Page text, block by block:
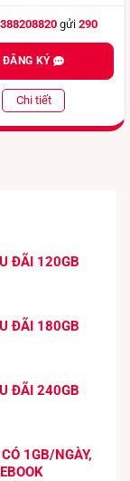
gửi 290
ĐĂNG KÝ
Chi tiết
ĐÃI 120GB
ĐÃI 180GB
ĐÃI 240GB
1GB/NGÀY,